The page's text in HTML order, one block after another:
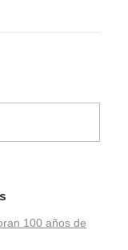
100 años de